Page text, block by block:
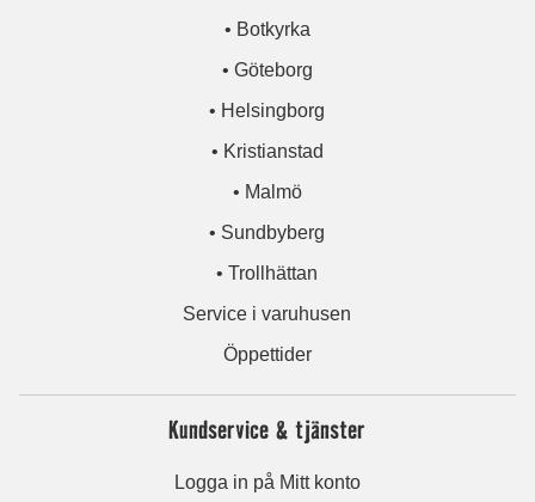
• Botkyrka
• Göteborg
• Helsingborg
• Kristianstad
• Malmö
• Sundbyberg
• Trollhättan
Service i varuhusen
Öppettider
Kundservice & tjänster
Logga in på Mitt konto